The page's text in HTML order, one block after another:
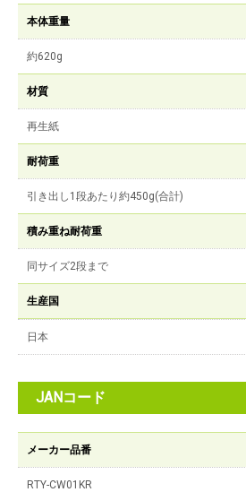
本体重量
約620g
材質
再生紙
耐荷重
引き出し1段あたり約450g(合計)
積み重ね耐荷重
同サイズ2段まで
生産国
日本
JANコード
メーカー品番
RTY-CW01KR